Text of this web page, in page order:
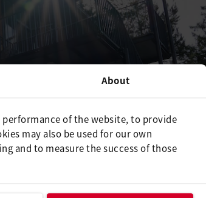
About
of the website, to provide
may also be used for our own
and to measure the success of those